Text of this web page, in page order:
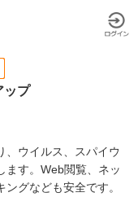
ップ
、ウイルス、スパイウ
ます。Web閲覧、ネッ
グなども安全です。